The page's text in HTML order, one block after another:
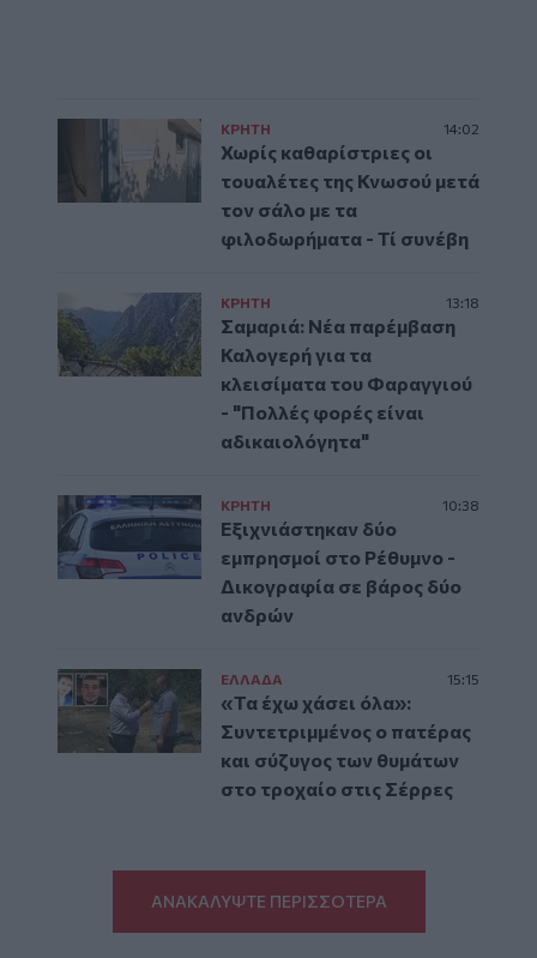
ΚΡΗΤΗ 14:02
Χωρίς καθαρίστριες οι
τουαλέτες της Κνωσού μετά
τον σάλο με τα
φιλοδωρήματα - Τί συνέβη
ΚΡΗΤΗ 13:18
Σαμαριά: Νέα παρέμβαση
Καλογερή για τα
κλεισίματα του Φαραγγιού
- "Πολλές φορές είναι
αδικαιολόγητα"
ΚΡΗΤΗ 10:38
Εξιχνιάστηκαν δύο
εμπρησμοί στο Ρέθυμνο -
Δικογραφία σε βάρος δύο
ανδρών
ΕΛΛAΔΑ 15:15
«Τα έχω χάσει όλα»:
Συντετριμμένος ο πατέρας
και σύζυγος των θυμάτων
στο τροχαίο στις Σέρρες
ΑΝΑΚΑΛΥΨΤΕ ΠΕΡΙΣΣΟΤΕΡΑ